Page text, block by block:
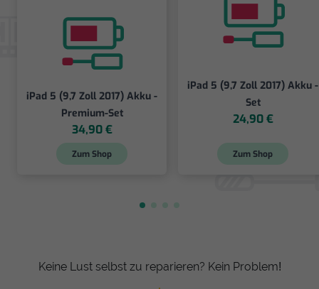
iPad 5 (9,7 Zoll 2017) Akku -
Premium-Set
34,90 €
Zum Shop
iPad 5 (9,7 Zoll 2017) Akku -
Set
24,90 €
Zum Shop
Keine Lust selbst zu reparieren? Kein Problem!